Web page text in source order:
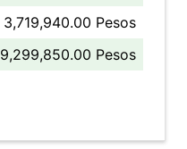
3,719,940.00 Pesos
9,299,850.00 Pesos